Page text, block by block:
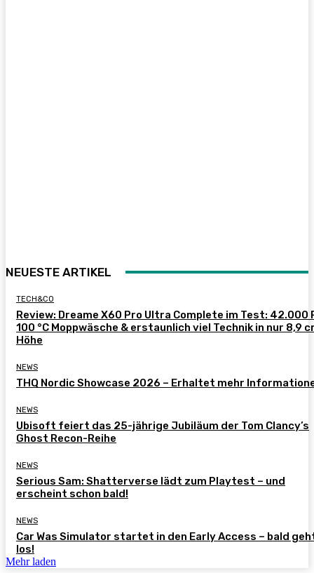
NEUESTE ARTIKEL
TECH&CO
Review: Dreame X60 Pro Ultra Complete im Test: 42.000
100 °C Moppwäsche & erstaunlich viel Technik in nur 8,9
Höhe
NEWS
THQ Nordic Showcase 2026 – Erhaltet mehr
NEWS
Ubisoft feiert das 25-jährige Jubiläum der Tom Clancy’s
Ghost Recon-Reihe
NEWS
Serious Sam: Shatterverse lädt zum Playtest – und
erscheint schon bald!
NEWS
Car Was Simulator startet in den Early Access – bald
los!
Mehr laden